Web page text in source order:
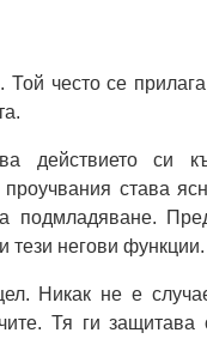
Той често се
действието си
става
подмладяване.
тези негови функции.
Никак не е
Тя ги защитава